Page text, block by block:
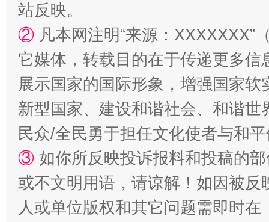
站反映。
② 凡本网注明“来源：
它媒体，转载目的在于传递更多
展示国家的国际形象，增强国家
新型国家、建设和谐社会、和谐
民众/全民勇于担任文化使者与和
③ 如你所反映投诉报料和投稿的
或不文明用语，请谅解！如因被
人或单位版权和其它问题需即时在